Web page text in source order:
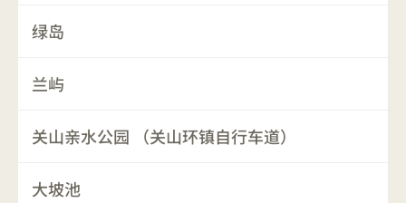
绿岛
兰屿
关山亲水公园 （关山环镇自行车道）
大坡池